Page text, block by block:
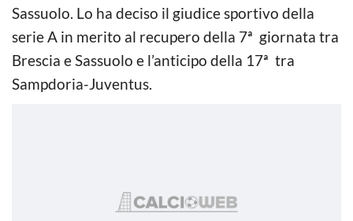
Sassuolo. Lo ha deciso il giudice sportivo della
serie A in merito al recupero della 7ª giornata tra
Brescia e Sassuolo e l’anticipo della 17ª tra
Sampdoria-Juventus.